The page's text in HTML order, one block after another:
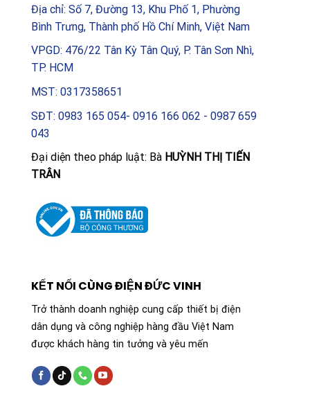
Địa chỉ: Số 7, Đường 13, Khu Phố 1, Phường
Bình Trưng, Thành phố Hồ Chí Minh, Việt Nam
VPGD: 476/22 Tân Kỳ Tân Quý, P. Tân Sơn Nhì,
TP. HCM
MST: 0317358651
SĐT: 0983 165 054- 0916 166 062 - 0987 659
043
Đại diện theo pháp luật: Bà HUỲNH THỊ TIẾN
TRÂN
KẾT NỐI CÙNG ĐIỆN ĐỨC VINH
Trở thành doanh nghiệp cung cấp thiết bị điện
dân dụng và công nghiệp hàng đầu Việt Nam
được khách hàng tin tưởng và yêu mến